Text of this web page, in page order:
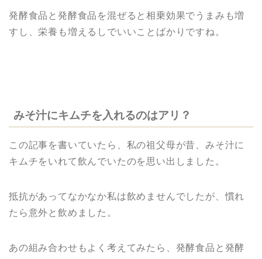
発酵食品と発酵食品を混ぜると相乗効果でうまみも増
すし、栄養も増えるしでいいことばかりですね。
みそ汁にキムチを入れるのはアリ？
この記事を書いていたら、私の祖父母が昔、みそ汁に
キムチをいれて飲んでいたのを思い出しました。
抵抗があってなかなか私は飲めませんでしたが、慣れ
たら意外と飲めました。
あの組み合わせもよく考えてみたら、発酵食品と発酵